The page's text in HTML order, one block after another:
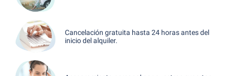
Cancelación gratuita hasta 24 horas antes del
inicio del alquiler.